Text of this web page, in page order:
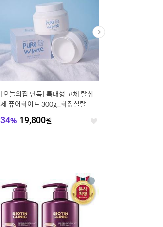
[오늘의집 단독] 특대형 고체 탈취
제 퓨어화이트 300g_화장실탈취제
34% 19,800원 좋
상
세